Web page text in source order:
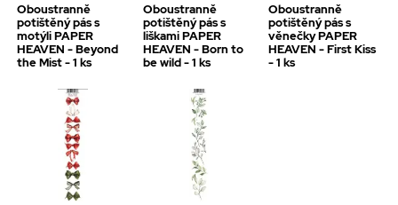
Oboustranně
potištěný pás s
motýli PAPER
HEAVEN - Beyond
the Mist - 1 ks
Oboustranně
potištěný pás s
liškami PAPER
HEAVEN - Born to
be wild - 1 ks
Oboustranně
potištěný pás s
věnečky PAPER
HEAVEN - First Kiss
- 1 ks